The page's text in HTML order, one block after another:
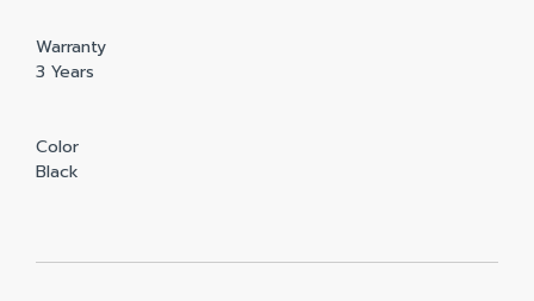
Warranty
3 Years
Color
Black